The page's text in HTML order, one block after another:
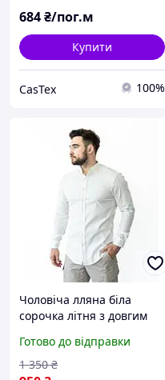
684₴/пог.м
Купити
CasTex 100%
Чоловіча лляна біла
сорочка літня з довгим
сорочка молочного
кольору з льону ambsdr
Готово до відправки
1 350 ₴